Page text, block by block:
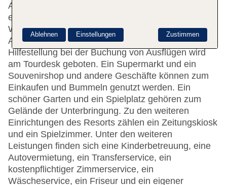
Auschecken. Die Einrichtung des Resorts umfasst
eine Gepäckaufbewahrung, einen Safe, eine
Wechselstube und einen Geldautomaten. In der
Anlage steht WLAN gegen Gebühr zur Verfügung.
Hilfestellung bei der Buchung von Ausflügen wird
am Tourdesk geboten. Ein Supermarkt und ein
Souvenirshop und andere Geschäfte können zum
Einkaufen und Bummeln genutzt werden. Ein
schöner Garten und ein Spielplatz gehören zum
Gelände der Unterbringung. Zu den weiteren
Einrichtungen des Resorts zählen ein Zeitungskiosk
und ein Spielzimmer. Unter den weiteren
Leistungen finden sich eine Kinderbetreuung, eine
Autovermietung, ein Transferservice, ein
kostenpflichtiger Zimmerservice, ein
Wäscheservice, ein Friseur und ein eigener
Zustimmen
Ablehnen Einstellungen